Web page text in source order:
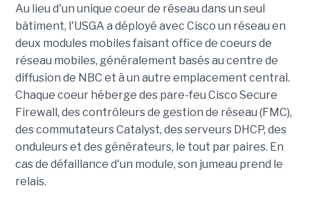
Au lieu d'un unique coeur de réseau dans un seul
bâtiment, l'USGA a déployé avec Cisco un réseau en
deux modules mobiles faisant office de coeurs de
réseau mobiles, généralement basés au centre de
diffusion de NBC et à un autre emplacement central.
Chaque coeur héberge des pare-feu Cisco Secure
Firewall, des contrôleurs de gestion de réseau (FMC),
des commutateurs Catalyst, des serveurs DHCP, des
onduleurs et des générateurs, le tout par paires. En
cas de défaillance d'un module, son jumeau prend le
relais.